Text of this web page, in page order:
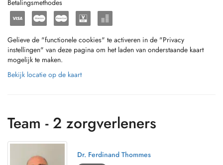
Betalingsmethodes
Gelieve de "functionele cookies" te activeren in de "Privacy
instellingen" van deze pagina om het laden van onderstaande kaart
mogelijk te maken.
Bekijk locatie op de kaart
Team - 2 zorgverleners
Dr. Ferdinand Thommes